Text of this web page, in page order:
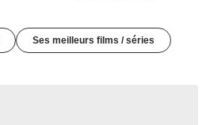
Ses meilleurs films / séries